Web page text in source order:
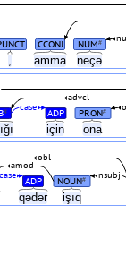
, amma neçə
CCONJ NUM#
için ona
# ADP PRON#
case
advcl
qədər işıq
ADP NOUN# nsubj
case
amod
obl